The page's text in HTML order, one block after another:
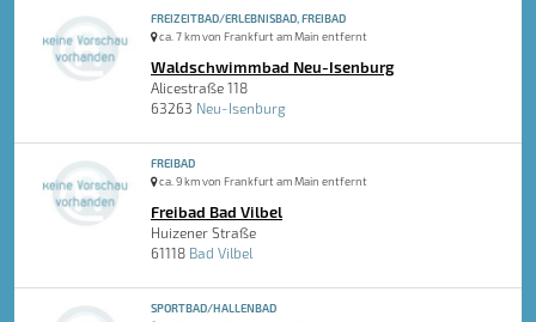
FREIZEITBAD/ERLEBNISBAD, FREIBAD
ca. 7 km von Frankfurt am Main entfernt
Waldschwimmbad Neu-Isenburg
Alicestraße 118
63263 Neu-Isenburg
FREIBAD
ca. 9 km von Frankfurt am Main entfernt
Freibad Bad Vilbel
Huizener Straße
61118 Bad Vilbel
SPORTBAD/HALLENBAD